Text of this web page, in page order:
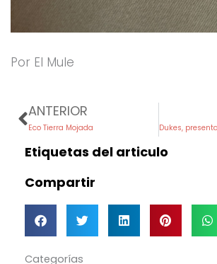
Por El Mule
Prev
ANTERIOR
Eco Tierra Mojada
Etiquetas del articulo
Compartir
Categorías
Categorías